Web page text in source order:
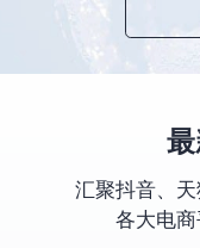
汇聚抖音、
各大电